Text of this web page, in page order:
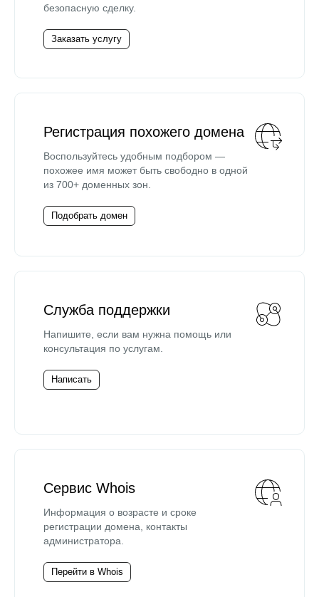
безопасную сделку.
Заказать услугу
Регистрация похожего домена
Воспользуйтесь удобным подбором —
похожее имя может быть свободно в одной
из 700+ доменных зон.
Подобрать домен
Служба поддержки
Напишите, если вам нужна помощь или
консультация по услугам.
Написать
Сервис Whois
Информация о возрасте и сроке
регистрации домена, контакты
администратора.
Перейти в Whois